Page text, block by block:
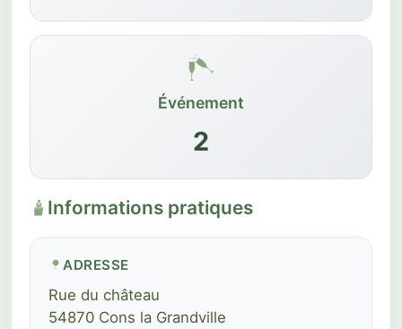
Événement
2
Informations pratiques
ADRESSE
Rue du château
54870 Cons la Grandville